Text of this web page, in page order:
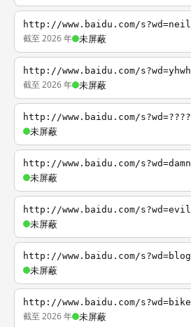
http://www.baidu.com/s?wd=neil
截至 2026 年 未屏蔽
http://www.baidu.com/s?wd=yhwh
截至 2026 年 未屏蔽
http://www.baidu.com/s?wd=????
未屏蔽
http://www.baidu.com/s?wd=damn
未屏蔽
http://www.baidu.com/s?wd=evil
未屏蔽
http://www.baidu.com/s?wd=blog
未屏蔽
http://www.baidu.com/s?wd=bike
截至 2026 年 未屏蔽